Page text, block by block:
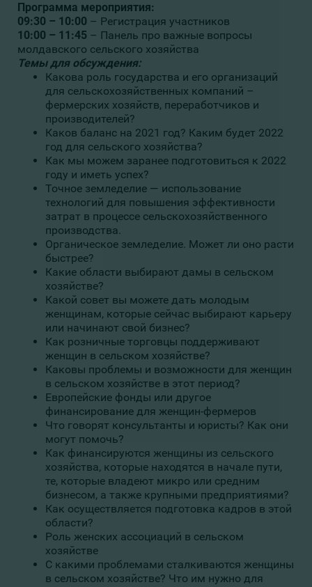
Программа мероприятия:
09:30 – 10:00 – Регистрация участников
10:00 – 11:45 – Панель про важные вопросы
молдавского сельского хозяйства
Темы для обсуждения:
Какова роль государства и его организаций
для сельскохозяйственных компаний –
фермерских хозяйств, переработчиков и
производителей?
Каков баланс на 2021 год? Каким будет 2022
год для сельского хозяйства?
Как мы можем заранее подготовиться к 2022
году и иметь успех?
Точное земледелие — использование
технологий для повышения эффективности
затрат в процессе сельскохозяйственного
производства.
Органическое земледелие. Может ли оно расти
быстрее?
Какие области выбирают дамы в сельском
хозяйстве?
Какой совет вы можете дать молодым
женщинам, которые сейчас выбирают карьеру
или начинают свой бизнес?
Как розничные торговцы поддерживают
женщин в сельском хозяйстве?
Каковы проблемы и возможности для женщин
в сельском хозяйстве в этот период?
Европейские фонды или другое
финансирование для женщин-фермеров
Что говорят консультанты и юристы? Как они
могут помочь?
Как финансируются женщины из сельского
хозяйства, которые находятся в начале пути,
те, которые владеют микро или средним
бизнесом, а также крупными предприятиями?
Как осуществляется подготовка кадров в этой
области?
Роль женских ассоциаций в сельском
хозяйстве
С какими проблемами сталкиваются женщины
в сельском хозяйстве? Что им нужно для